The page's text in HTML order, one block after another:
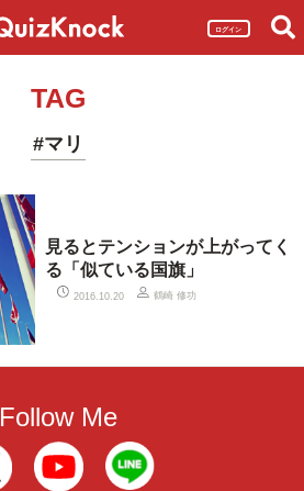
ログイン
TAG
#マリ
見るとテンションが上がってく
る「似ている国旗」
2016.10.20 鶴崎 修功
Follow Me